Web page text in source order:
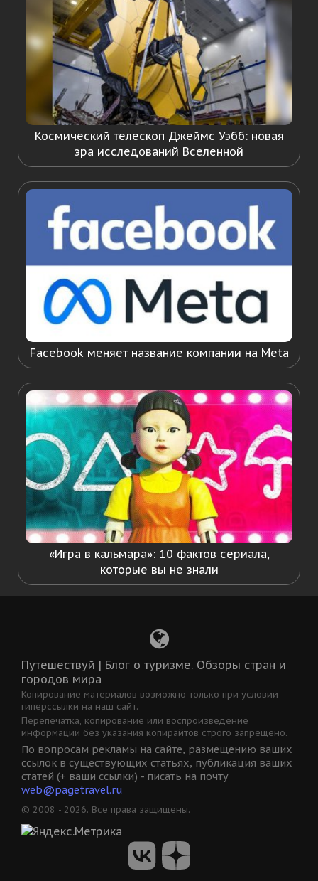
Космический телескоп Джеймс Уэбб: новая
эра исследований Вселенной
Facebook меняет название компании на Meta
«Игра в кальмара»: 10 фактов сериала,
которые вы не знали
Путешествуй | Блог о туризме. Обзоры стран и
городов мира
Копирование материалов возможно только при условии
гиперссылки на наш сайт.
Перепечатка, копирование или воспроизведение
информации без указания копирайтов строго запрещено.
По вопросам рекламы на сайте, размещению ваших
ссылок в существующих статьях, публикация ваших
статей (+ ваши ссылки) - писать на почту
web@pagetravel.ru
© 2008 - 2026. Все права защищены.